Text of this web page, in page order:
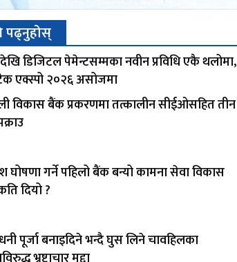
पढ्नुहोस्
डिजिटल पेमेन्टसम्मका नवीन प्रविधि एकै थलोमा,
एक्स्पो २०२६ असोजमा
विकास बैंक प्रकरणमा तत्कालीन सीईओसहित तीन
घोषणा गर्ने पहिलो बैंक बन्यो कामना सेवा विकास
दियो ?
पूर्जा बनाइदिने भन्दै घुस लिने चावहिलका